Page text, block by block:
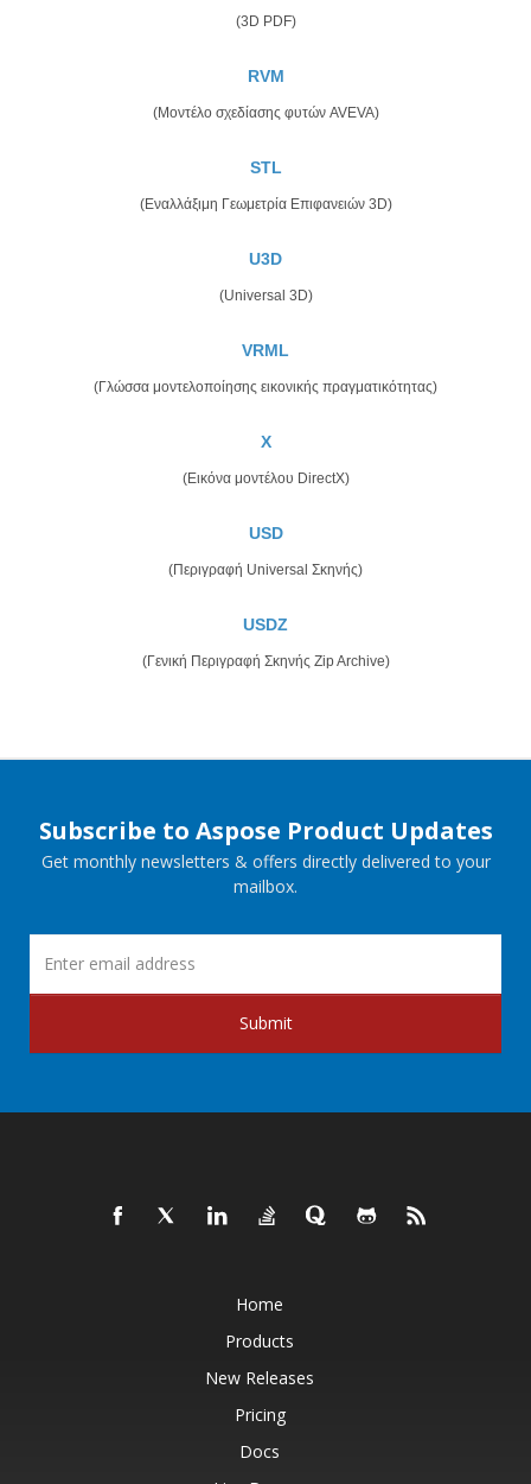
(3D PDF)
RVM
(Μοντέλο σχεδίασης φυτών AVEVA)
STL
(Εναλλάξιμη Γεωμετρία Επιφανειών 3D)
U3D
(Universal 3D)
VRML
(Γλώσσα μοντελοποίησης εικονικής πραγματικότητας)
Χ
(Εικόνα μοντέλου DirectX)
USD
(Περιγραφή Universal Σκηνής)
USDZ
(Γενική Περιγραφή Σκηνής Zip Archive)
Subscribe to Aspose Product Updates
Get monthly newsletters & offers directly delivered to your
mailbox.
Submit
Home
Products
New Releases
Pricing
Docs